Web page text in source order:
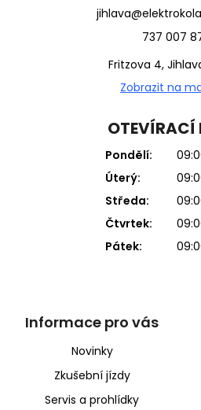
737 007
Fritzova 4,
Zobrazit na
OTEVÍRACÍ
Pondělí:
Úterý:
Středa:
Čtvrtek:
Pátek:
Informace pro vás
Novinky
Zkušební jízdy
Servis a prohlídky